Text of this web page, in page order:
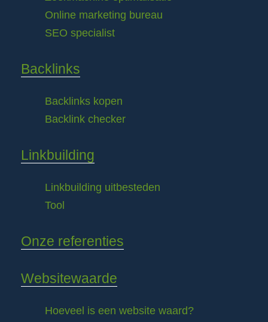
Online marketing bureau
SEO specialist
Backlinks
Backlinks kopen
Backlink checker
Linkbuilding
Linkbuilding uitbesteden
Tool
Onze referenties
Websitewaarde
Hoeveel is een website waard?